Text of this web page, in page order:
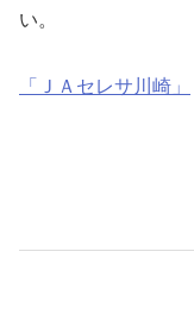
い。
「ＪＡセレサ川崎」